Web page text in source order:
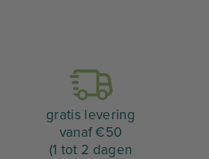
gratis levering
vanaf €50
(1 tot 2 dagen